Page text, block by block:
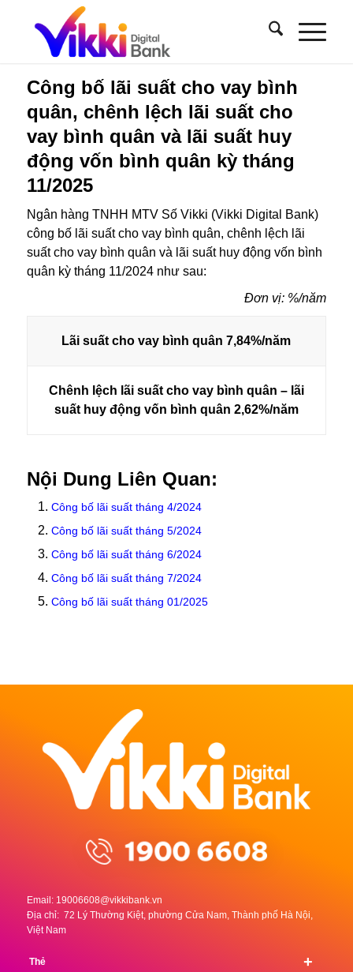
Công bố lãi suất cho vay bình
quân, chênh lệch lãi suất cho
vay bình quân và lãi suất huy
động vốn bình quân kỳ tháng
11/2025
Ngân hàng TNHH MTV Số Vikki (Vikki Digital Bank)
công bố lãi suất cho vay bình quân, chênh lệch lãi
suất cho vay bình quân và lãi suất huy động vốn bình
quân kỳ tháng 11/2024 như sau:
Đơn vị: %/năm
Lãi suất cho vay bình quân 7,84%/năm
Chênh lệch lãi suất cho vay bình quân – lãi
suất huy động vốn bình quân 2,62%/năm
Nội Dung Liên Quan:
Công bố lãi suất tháng 4/2024
Công bố lãi suất tháng 5/2024
Công bố lãi suất tháng 6/2024
Công bố lãi suất tháng 7/2024
Công bố lãi suất tháng 01/2025
Email: 19006608@vikkibank.vn
Địa chỉ: 72 Lý Thường Kiệt, phường Cửa Nam, Thành phố Hà Nội,
Việt Nam
+
Thẻ